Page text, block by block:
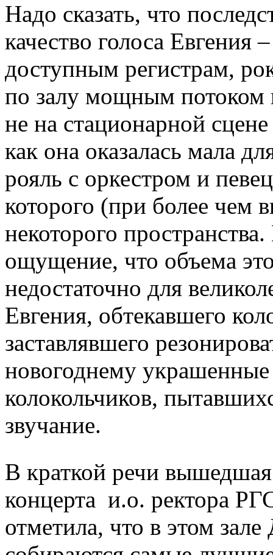
Надо сказать, что
качество голоса Евгения
доступным регистрам,
по залу мощным потоком
не на стационарной
как она оказалась мала
рояль с оркестром и
которого (при более чем
некоторого
ощущение, что объема
недостаточно для
Евгения, обтекавшего
заставлявшего
новогоднему
колокольчиков,
звучание.
В краткой речи вышедшая
концерта и.о. ректора
отметила, что в этом